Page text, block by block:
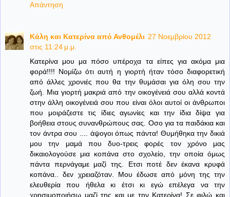
Απάντηση
Κάλη και Κατερίνα από Ανθομέλι 27 Νοεμβρίου 2012
στις 11:24 μ.μ.
Κατερίνα μου μα πόσο υπέροχα τα είπες για ακόμα μια
φορά!!!! Νομίζω ότι αυτή η γιορτή ήταν τόσο διαφορετική
από άλλες χρονιές που θα την θυμάσαι για όλη σου την
ζωή. Μια γιορτή μακριά από την οικογένειά σου αλλά κοντά
στην άλλη οικογένειά σου που είναι όλοι αυτοί οι άνθρωποι
που μοιράζεστε τις ίδιες αγωνίες και την ίδια δίψα για
βοήθεια στους συνανθρώπους σας. Οσο για τα παιδάκια και
τον άντρα σου .... άψογοι όπως πάντα! Θυμήθηκα την δικιά
μου την μαμά που δυο-τρεις φορές τον χρόνο μας
δικαιολογούσε μια κοπάνα στο σχολείο, την οποία όμως
πάντα περνάγαμε μαζί της. Ετσι ποτέ δεν έκανα κρυφά
κοπάνα.. δεν χρειαζόταν. Μου έδωσε από μόνη της την
ελευθερία που ήθελα κι έτσι κι εγώ επέλεγα να την
χρησιμοποιήσω μαζί της και με την Κατερίνα! Σε φιλώ και